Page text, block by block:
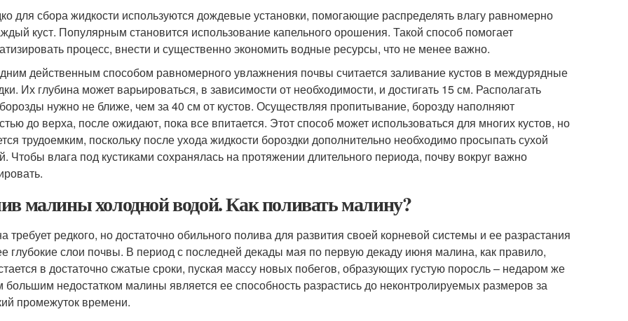
для сбора жидкости используются дождевые установки, помогающие распределять влагу равномерно
куст. Популярным становится использование капельного орошения. Такой способ помогает
процесс, внести и существенно экономить водные ресурсы, что не менее важно.
действенным способом равномерного увлажнения почвы считается заливание кустов в междурядные
Их глубина может варьироваться, в зависимости от необходимости, и достигать 15 см. Располагать
нужно не ближе, чем за 40 см от кустов. Осуществляя пропитывание, борозду наполняют
до верха, после ожидают, пока все впитается. Этот способ может использоваться для многих кустов, но
трудоемким, поскольку после ухода жидкости бороздки дополнительно необходимо просыпать сухой
Чтобы влага под кустиками сохранялась на протяжении длительного периода, почву вокруг важно
малины холодной водой. Как поливать малину?
требует редкого, но достаточно обильного полива для развития своей корневой системы и ее разрастания
глубокие слои почвы. В период с последней декады мая по первую декаду июня малина, как правило,
в достаточно сжатые сроки, пуская массу новых побегов, образующих густую поросль – недаром же
недостатком малины является ее способность разрастись до неконтролируемых размеров за
промежуток времени.